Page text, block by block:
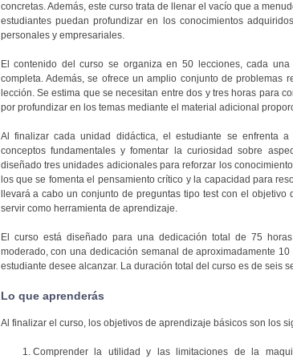
concretas. Además, este curso trata de llenar el vacío que a
estudiantes puedan profundizar en los conocimientos
personales y empresariales.
El contenido del curso se organiza en 50 lecciones, cada
completa. Además, se ofrece un amplio conjunto de problemas
lección. Se estima que se necesitan entre dos y tres horas para
por profundizar en los temas mediante el material adicional
Al finalizar cada unidad didáctica, el estudiante se enfrenta
conceptos fundamentales y fomentar la curiosidad sobre
diseñado tres unidades adicionales para reforzar los
los que se fomenta el pensamiento crítico y la capacidad para
llevará a cabo un conjunto de preguntas tipo test con el
servir como herramienta de aprendizaje.
El curso está diseñado para una dedicación total de 75
moderado, con una dedicación semanal de aproximadamente
estudiante desee alcanzar. La duración total del curso es de seis
Lo que aprenderás
Al finalizar el curso, los objetivos de aprendizaje básicos son los
Comprender la utilidad y las limitaciones de la